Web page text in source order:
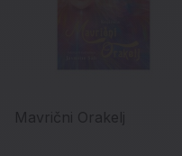
Mavrični Orakelj